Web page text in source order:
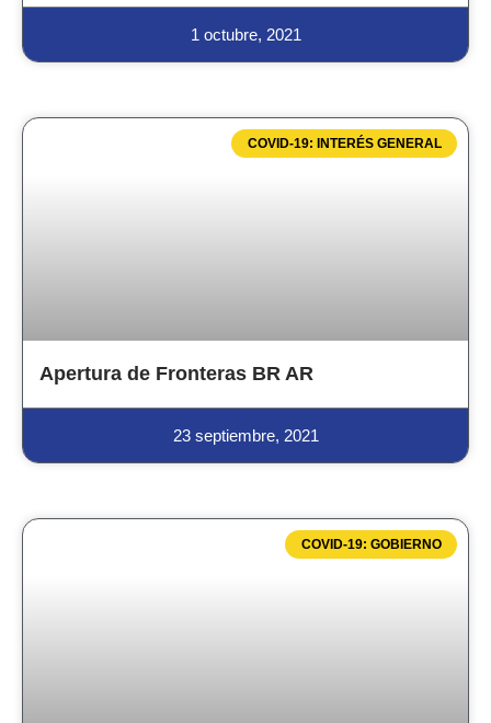
1 octubre, 2021
COVID-19: INTERÉS GENERAL
Apertura de Fronteras BR AR
23 septiembre, 2021
COVID-19: GOBIERNO